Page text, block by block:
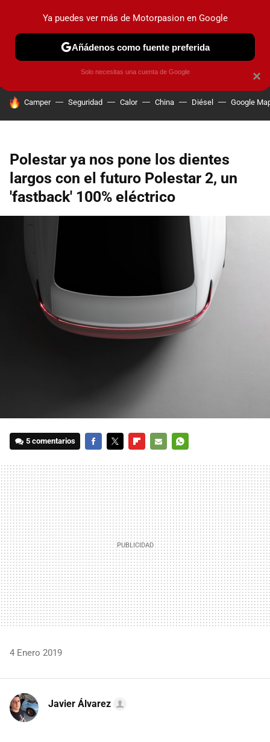
PRUEBAS COCHES ELÉCTRICOS OBSERVATORIO
HOY SE HABLA DE
Camper Seguridad Calor China Diésel Google
Polestar ya nos pone los dientes
largos con el futuro Polestar 2, un
'fastback' 100% eléctrico
5 comentarios
MAIL
4 Enero 2019
Javier Álvarez
×
Ya puedes ver más de Motorpasion en Google
Añádenos como fuente preferida
Solo necesitas una cuenta de Google